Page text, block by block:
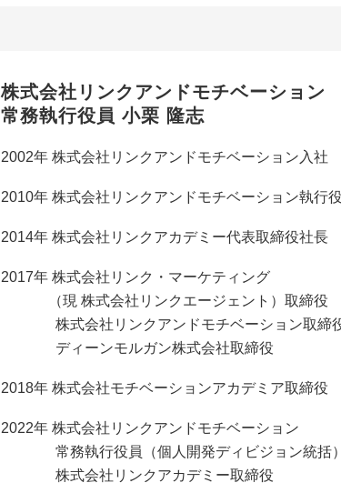
株式会社リンクアンドモチベーション
常務執行役員 小栗 隆志
2002年 株式会社リンクアンドモチベーション入社
2010年 株式会社リンクアンドモチベーション執行
2014年 株式会社リンクアカデミー代表取締役社長
2017年 株式会社リンク・マーケティング
（現 株式会社リンクエージェント）取締役
株式会社リンクアンドモチベーション取締
ディーンモルガン株式会社取締役
2018年 株式会社モチベーションアカデミア取締役
2022年 株式会社リンクアンドモチベーション
常務執行役員（個人開発ディビジョン統括）
株式会社リンクアカデミー取締役